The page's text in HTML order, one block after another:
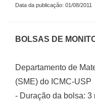
Data da publicação: 01/08/2011
BOLSAS DE
Departamento de
(SME) do ICMC-USP
- Duração da bolsa: 3